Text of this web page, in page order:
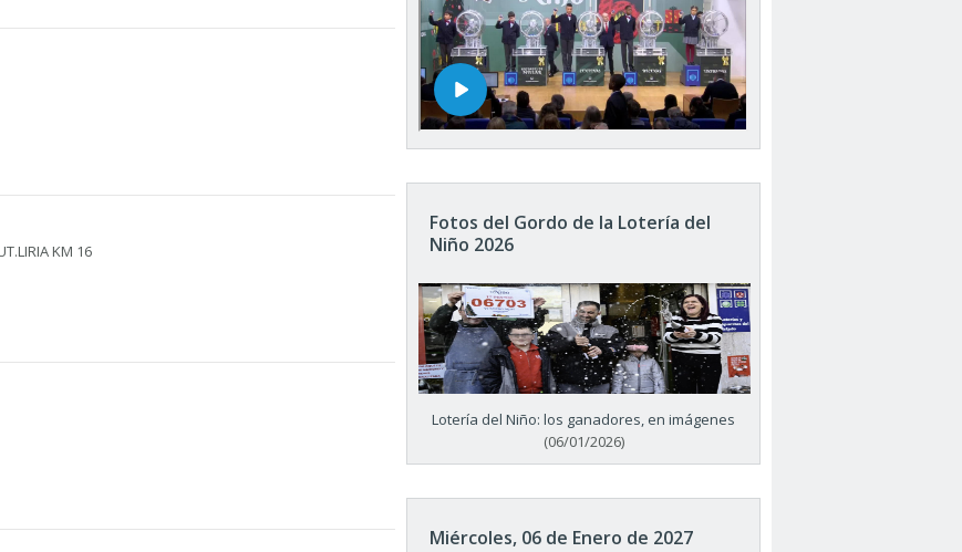
KM 16
Fotos del Gordo de la Lotería del
Niño 2026
Lotería del Niño: los ganadores, en imágenes
(06/01/2026)
Miércoles, 06 de Enero de 2027